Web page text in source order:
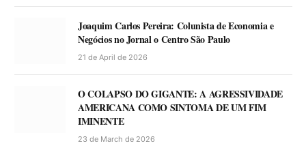
Joaquim Carlos Pereira: Colunista de Economia e
Negócios no Jornal o Centro São Paulo
21 de April de 2026
O COLAPSO DO GIGANTE: A AGRESSIVIDADE
AMERICANA COMO SINTOMA DE UM FIM
IMINENTE
23 de March de 2026